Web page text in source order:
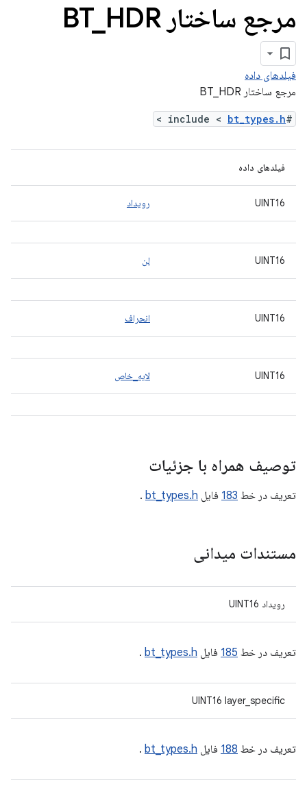
مرجع ساختار BT _ HDR
فیلدهای داده
مرجع ساختار BT_HDR
#include <
bt_types.h
>
فیلدهای داده
UINT16 رویداد
UINT16 لن
UINT16 انحراف
UINT16 لایه_خاص
توصیف همراه با جزئیات
تعریف در خط 183 فایل bt_types.h
.
مستندات میدانی
رویداد UINT16
تعریف در خط 185 فایل bt_types.h
.
UINT16 layer_specific
تعریف در خط 188 فایل bt_types.h
.